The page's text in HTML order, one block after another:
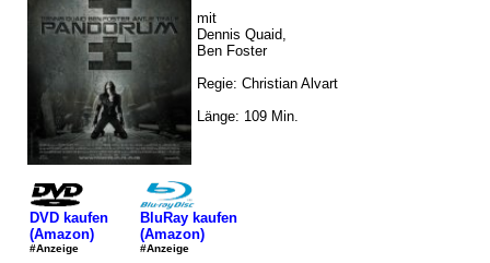
mit
Dennis Quaid,
Ben Foster
Regie: Christian Alvart
Länge: 109 Min.
DVD kaufen
(Amazon)
#Anzeige
BluRay kaufen
(Amazon)
#Anzeige